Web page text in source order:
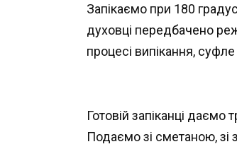
Запікаємо при 180
духовці передбачено
процесі випікання,
Готовій запіканці даємо
Подаємо зі сметаною,